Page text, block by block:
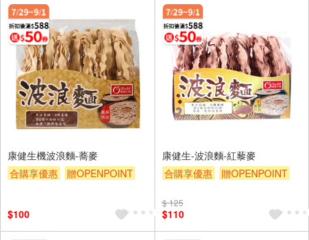
康健生機波浪麵-蕎麥
合購享優惠
贈OPENPOINT
$100
康健生-波浪麵-紅藜麥
合購享優惠
贈OPENPOINT
$ 125
$110